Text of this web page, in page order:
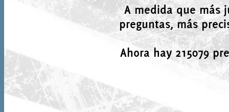
A medida que más
preguntas, más
Ahora hay 215079